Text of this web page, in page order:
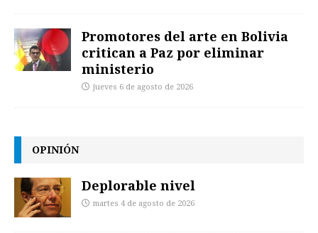
Promotores del arte en Bolivia
critican a Paz por eliminar
ministerio
jueves 6 de agosto de 2026
OPINIÓN
Deplorable nivel
martes 4 de agosto de 2026